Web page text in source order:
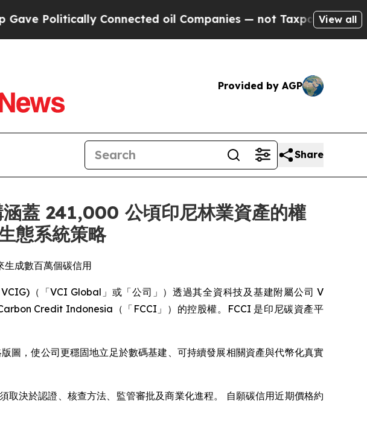
Connected oil Companies — not Taxpayers — the Chance
View all
Provided by AGP
Share
蓋 241,000 公頃印尼林業資產的權
態系統策略
生成數百萬個碳信用
（「VCI Global」或「公司」）透過其全資科技及基建附屬公司 V
Credit Indonesia（「FCCI」）的控股權。FCCI 是印尼碳資產平
圖，使公司更穩固地立足於數碼基建、可持續發展相關資產與代幣化真實
決於認證、核查方法、監管審批及商業化進程。 自願碳信用近期價格約